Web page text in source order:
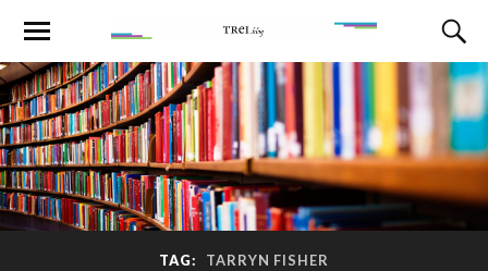
TAG: TARRYN FISHER